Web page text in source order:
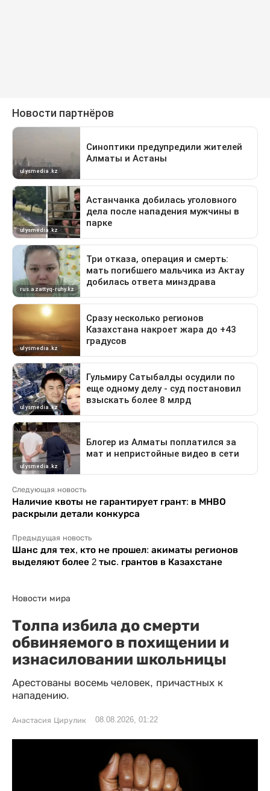
Следующая новость
Наличие квоты не гарантирует грант: в МНВО
раскрыли детали конкурса
Предыдущая новость
Шанс для тех, кто не прошел: акиматы регионов
выделяют более 2 тыс. грантов в Казахстане
Новости мира
Толпа избила до смерти
обвиняемого в похищении и
изнасиловании школьницы
Арестованы восемь человек, причастных к
нападению.
Анастасия Цирулик 08.08.2026, 01:22